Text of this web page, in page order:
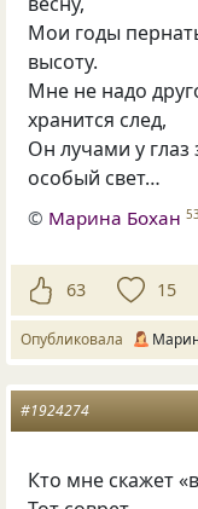
Мои годы
высоту.
Мне не надо
хранится след,
Он лучами у
особый свет…
© Марина Бохан
63 15
Опубликовала
#1924274
Кто мне скажет